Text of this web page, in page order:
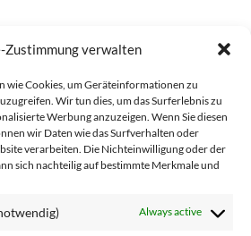
Zustimmung verwalten
wie Cookies, um Geräteinformationen zu
Wir tun dies, um das Surferlebnis zu
Werbung anzuzeigen. Wenn Sie diesen
wir Daten wie das Surfverhalten oder
verarbeiten. Die Nichteinwilligung oder der
sich nachteilig auf bestimmte Merkmale und
Always active